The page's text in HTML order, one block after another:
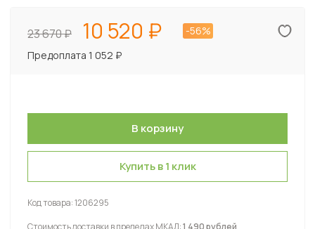
23 670 10 520
-56%
Предоплата 1 052 ₽
Купить в 1 клик
Код товара:1206295
Стоимость доставки в пределах МКАД:1 490 рублей